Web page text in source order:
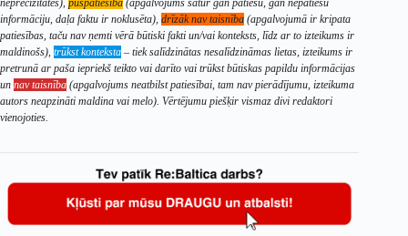
neprecizitātes), puspatiesība (apgalvojums satur gan patiesu, gan nepatiesu
informāciju, daļa faktu ir noklusēta), drīzāk nav taisnība (apgalvojumā ir kripata
patiesības, taču nav ņemti vērā būtiski fakti un/vai konteksts, līdz ar to izteikums ir
maldinošs), trūkst konteksta – tiek salīdzinātas nesalīdzināmas lietas, izteikums ir
pretrunā ar paša iepriekš teikto vai darīto vai trūkst būtiskas papildu informācijas
un nav taisnība (apgalvojums neatbilst patiesībai, tam nav pierādījumu, izteikuma
autors neapzināti maldina vai melo). Vērtējumu piešķir vismaz divi redaktori
vienojoties.